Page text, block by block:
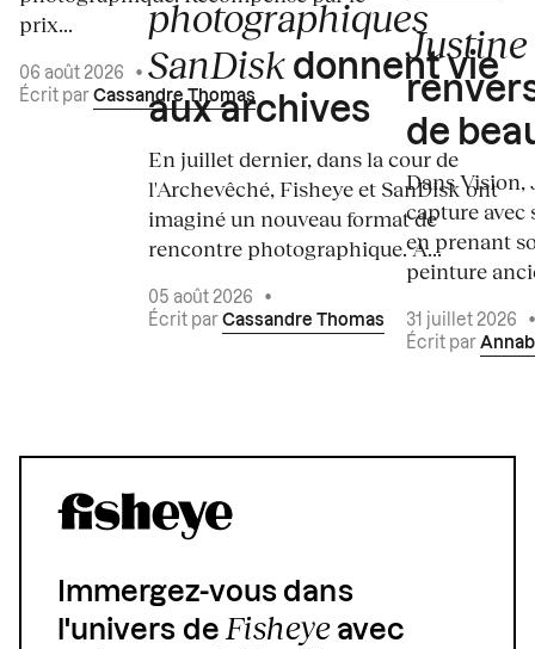
prix...
06 août 2026
•
Écrit par Cassandre Thomas
photographiques
SanDisk donnent vie
aux archives
En juillet dernier, dans la cour de
l'Archevêché, Fisheye et SanDisk ont
imaginé un nouveau format de
rencontre photographique. À...
05 août 2026
•
Écrit par Cassandre Thomas
de
Dans
capture avec
en prenant
peinture
31 juillet 2026
Écrit par
Immergez-vous dans
l'univers deFisheyeavec